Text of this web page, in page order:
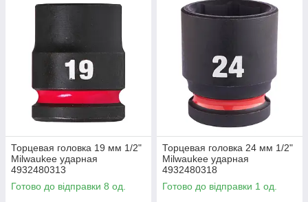
Торцевая головка 19 мм 1/2"
Milwaukee ударная
4932480313
Готово до відправки 8 од.
Торцевая головка 24 мм 1/2"
Milwaukee ударная
4932480318
Готово до відправки 1 од.